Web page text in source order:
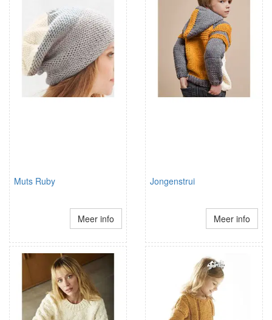
Muts Ruby
Meer info
Jongenstrui
Meer info